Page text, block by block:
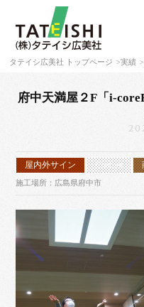
タテイシ広美社 トップページ 実績
府中天満屋２F「i-
屋内外サイン CoeLux
施工場所：広島県府中市